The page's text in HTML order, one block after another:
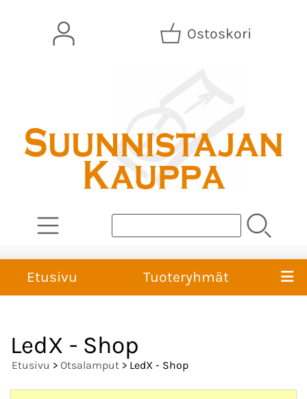
Ostoskori
Etusivu Tuoteryhmät
LedX - Shop
Etusivu > Otsalamput > LedX - Shop